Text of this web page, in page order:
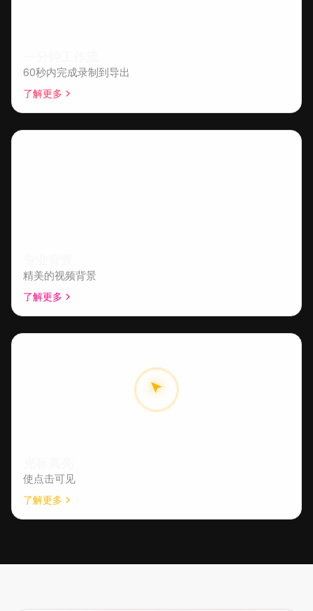
60秒内完成录制到导出
了解更多
精美的视频背景
了解更多
使点击可见
了解更多